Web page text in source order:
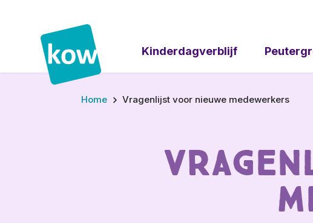
Kinderdagverblijf
Home Vragenlijst voor nieuwe medewerkers